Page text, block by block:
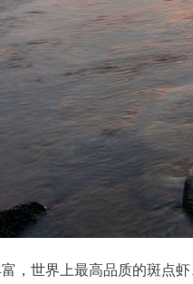
，世界上最高品质的斑点